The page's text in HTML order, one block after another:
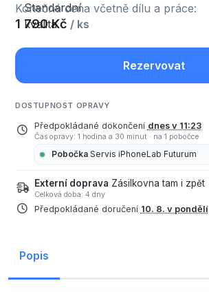
Konečná cena včetně dílu a práce:
1 790 Kč / ks
Rezervovat
DOSTUPNOST OPRAVY
Předpokládané dokončení dnes v 11:23
Čas opravy: 1 hodina a 30 minut · na 1 pobočce
Pobočka Servis iPhoneLab Futurum
Externí doprava Zásilkovna tam i zpět
Celková doba: 4 dny
Předpokládané doručení 10. 8. v pondělí
Popis